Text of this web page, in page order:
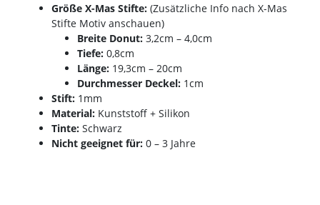
Größe X-Mas Stifte: (Zusätzliche Info nach X-Mas
Stifte Motiv anschauen)
Breite Donut: 3,2cm – 4,0cm
Tiefe: 0,8cm
Länge: 19,3cm – 20cm
Durchmesser Deckel: 1cm
Stift: 1mm
Material: Kunststoff + Silikon
Tinte: Schwarz
Nicht geeignet für: 0 – 3 Jahre